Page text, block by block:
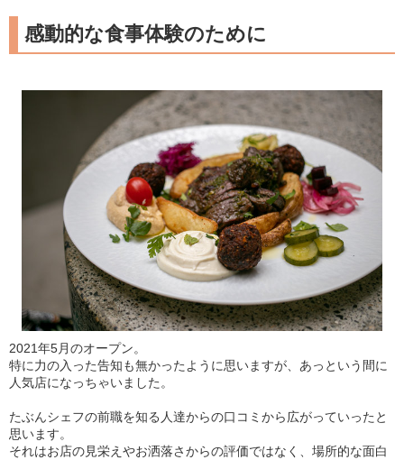
感動的な食事体験のために
2021年5月のオープン。
特に力の入った告知も無かったように思いますが、あっという間に
人気店になっちゃいました。
たぶんシェフの前職を知る人達からの口コミから広がっていったと
思います。
それはお店の見栄えやお洒落さからの評価ではなく、場所的な面白